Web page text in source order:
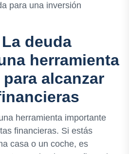
para una inversión
deuda
herramienta
alcanzar
herramienta importante
financieras. Si estás
casa o un coche, es